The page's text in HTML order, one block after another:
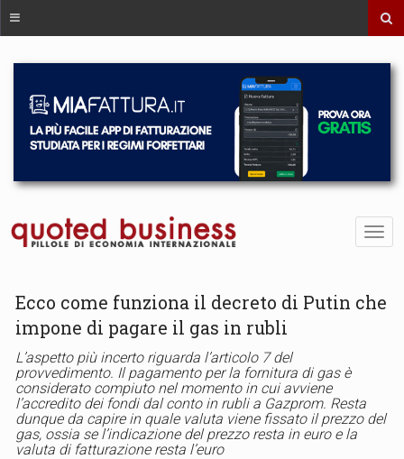
Ecco come funziona il decreto di Putin che
impone di pagare il gas in rubli
L’aspetto più incerto riguarda l’articolo 7 del
provvedimento. Il pagamento per la fornitura di gas è
considerato compiuto nel momento in cui avviene
l’accredito dei fondi dal conto in rubli a Gazprom. Resta
dunque da capire in quale valuta viene fissato il prezzo del
gas, ossia se l’indicazione del prezzo resta in euro e la
valuta di fatturazione resta l’euro